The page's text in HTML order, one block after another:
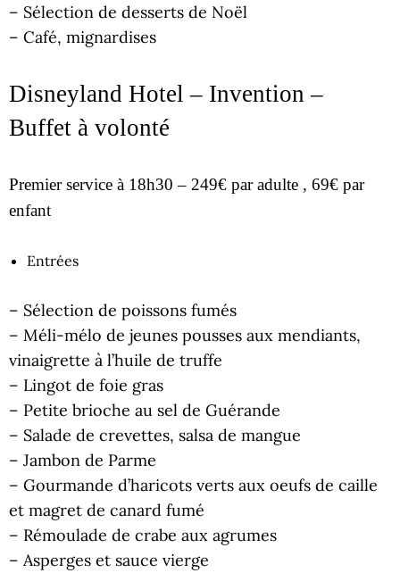
– Sélection de desserts de Noël
– Café, mignardises
Disneyland Hotel – Invention –
Buffet à volonté
Premier service à 18h30 – 249€ par adulte , 69€ par
enfant
Entrées
– Sélection de poissons fumés
– Méli-mélo de jeunes pousses aux mendiants,
vinaigrette à l’huile de truffe
– Lingot de foie gras
– Petite brioche au sel de Guérande
– Salade de crevettes, salsa de mangue
– Jambon de Parme
– Gourmande d’haricots verts aux oeufs de caille
et magret de canard fumé
– Rémoulade de crabe aux agrumes
– Asperges et sauce vierge